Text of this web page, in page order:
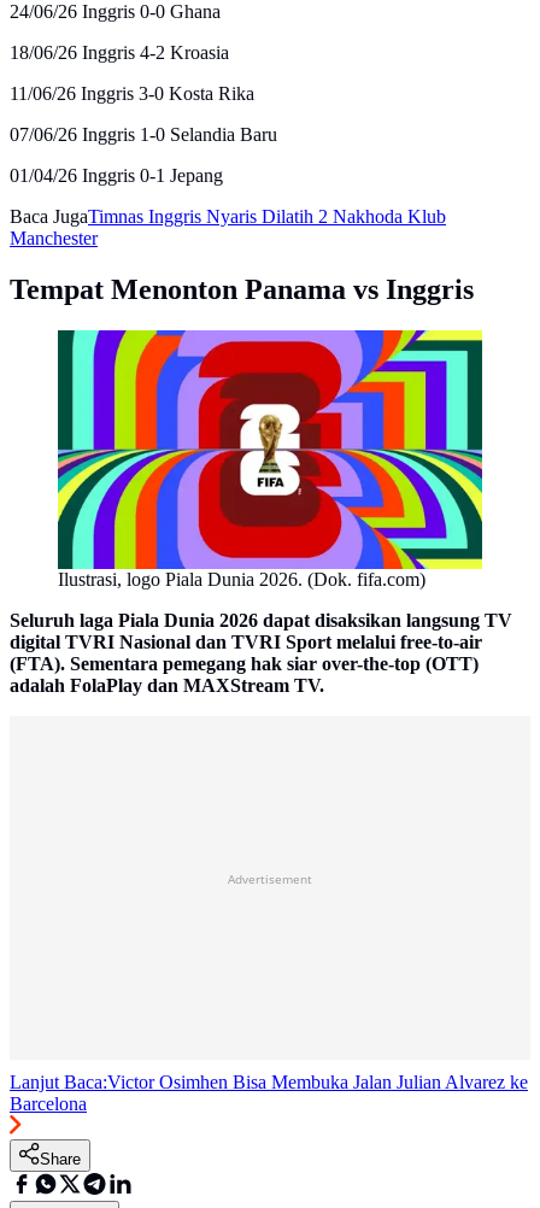
24/06/26 Inggris 0-0 Ghana
18/06/26 Inggris 4-2 Kroasia
11/06/26 Inggris 3-0 Kosta Rika
07/06/26 Inggris 1-0 Selandia Baru
01/04/26 Inggris 0-1 Jepang
Baca JugaTimnas Inggris Nyaris Dilatih 2 Nakhoda Klub
Manchester
Tempat Menonton Panama vs Inggris
Ilustrasi, logo Piala Dunia 2026. (Dok. fifa.com)
Seluruh laga Piala Dunia 2026 dapat disaksikan langsung TV
digital TVRI Nasional dan TVRI Sport melalui free-to-air
(FTA). Sementara pemegang hak siar over-the-top (OTT)
adalah FolaPlay dan MAXStream TV.
Advertisement
Lanjut Baca:Victor Osimhen Bisa Membuka Jalan Julian Alvarez ke
Barcelona
Share